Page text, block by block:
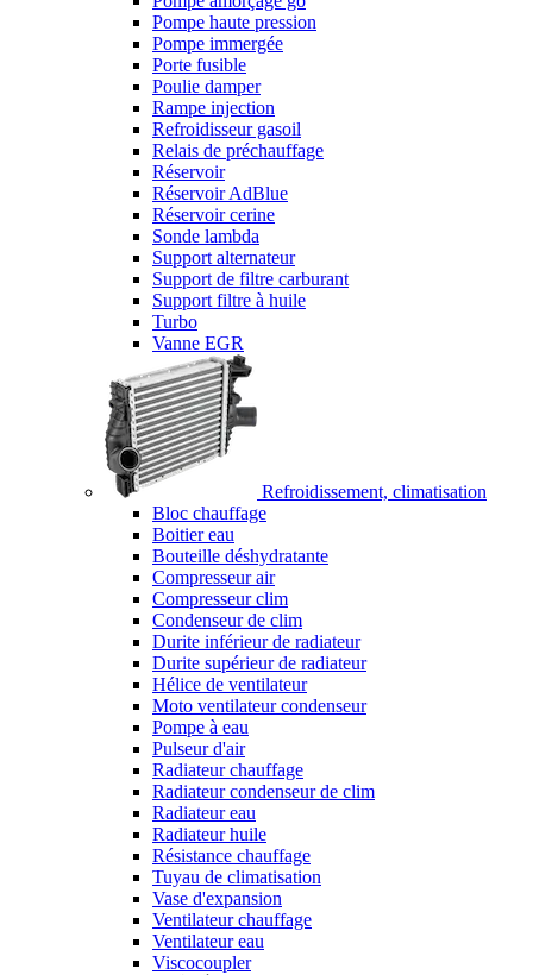
Pompe haute pression
Pompe immergée
Porte fusible
Poulie damper
Rampe injection
Refroidisseur gasoil
Relais de préchauffage
Réservoir
Réservoir AdBlue
Réservoir cerine
Sonde lambda
Support alternateur
Support de filtre carburant
Support filtre à huile
Turbo
Vanne EGR
Refroidissement, climatisation
Bloc chauffage
Boitier eau
Bouteille déshydratante
Compresseur air
Compresseur clim
Condenseur de clim
Durite inférieur de radiateur
Durite supérieur de radiateur
Hélice de ventilateur
Moto ventilateur condenseur
Pompe à eau
Pulseur d'air
Radiateur chauffage
Radiateur condenseur de clim
Radiateur eau
Radiateur huile
Résistance chauffage
Tuyau de climatisation
Vase d'expansion
Ventilateur chauffage
Ventilateur eau
Viscocoupler